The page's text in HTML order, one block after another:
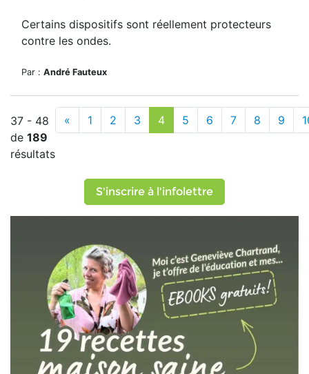
Certains dispositifs sont réellement protecteurs
contre les ondes.
Par : André Fauteux
37 - 48
de 189
résultats
« 1 2 3 4 5 6 7 8 9
S'inscrire à l'infolettre